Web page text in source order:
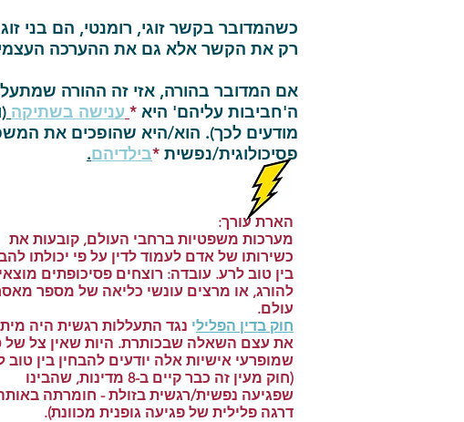
כשהמדובר בקשר זוגי, רומנטי, הם בני
רק את הקשר אלא גם את ההערכה העצמית
אם המדובר בהורה, אזי זה ההורה
ה'חביבות עליהם' היא * ענישה בשתיקה
מודעים לכך). הוא/היא שהופכים את
פסיכולוגית/נפשית *בילדיהם.
הארת עורך:
מערכות משפטיות ברחבי העולם, קובעות את
כשירותו של אדם לעמוד לדין על פי יכולתו
בין טוב לרע. עובדה: רוצחים פסיכופתים
להורג, או מרצים עונשי כליאה של מספר
עולם.
חוק בדין הפלילי נגד התעללות רגשית היה
את עצם השאלה שבכותרת. היות שאין צל של
שמופרעי אישיות אלה יודעים להבחין בין טוב
(חוק מעין זה כבר קיים ב-8 מדינות, שהבינו
שפגיעה נפשית/רגשית בזולת - חומרתה
דרגה פלילית של פגיעה גופנית מכוונת).